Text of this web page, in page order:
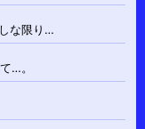
な限り…
…。